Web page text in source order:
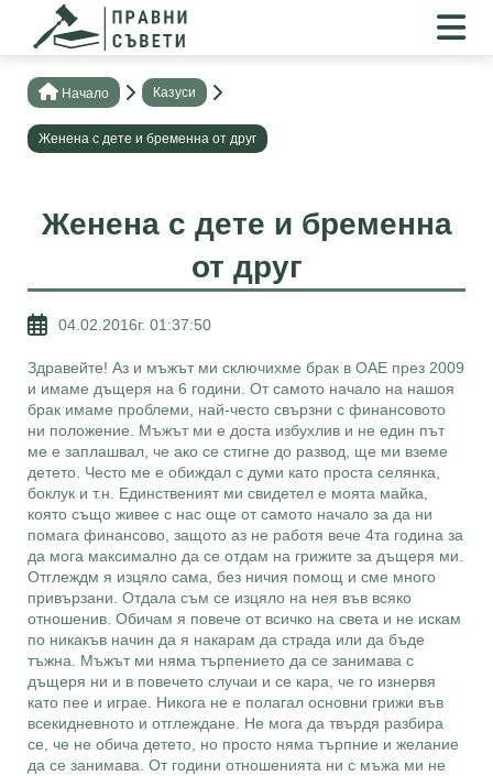
Нaчало Казуси
Женена с дете и бременна от друг
Женена с дете и бременна
от друг
04.02.2016г. 01:37:50
Здравейте! Аз и мъжът ми сключихме брак в ОАЕ през 2009
и имаме дъщеря на 6 години. От самото начало на нашоя
брак имаме проблеми, най-често свързни с финансовото
ни положение. Мъжът ми е доста избухлив и не един път
ме е заплашвал, че ако се стигне до развод, ще ми вземе
детето. Често ме е обиждал с думи като проста селянка,
боклук и т.н. Единственият ми свидетел е моята майка,
която също живее с нас още от самото начало за да ни
помага финансово, защото аз не работя вече 4та година за
да мога максимално да се отдам на грижите за дъщеря ми.
Отглеждм я изцяло сама, без ничия помощ и сме много
привързани. Отдала съм се изцяло на нея във всяко
отношенив. Обичам я повече от всичко на света и не искам
по никакъв начин да я накарам да страда или да бъде
тъжна. Мъжът ми няма търпението да се занимава с
дъщеря ни и в повечето случаи и се кара, че го изнервя
като пее и играе. Никога не е полагал основни грижи във
всекидневното и отглеждане. Не мога да твърдя разбира
се, че не обича детето, но просто няма търпние и желание
да се занимава. От години отношенията ни с мъжа ми не